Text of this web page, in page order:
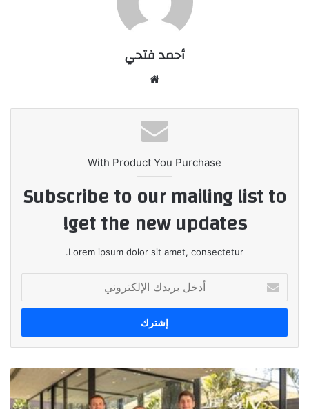
أحمد فتحي
With Product You Purchase
Subscribe to our mailing list to
get the new updates!
Lorem ipsum dolor sit amet, consectetur.
بريدك
الإلكتروني
إتمام
صفقة
استحواذ